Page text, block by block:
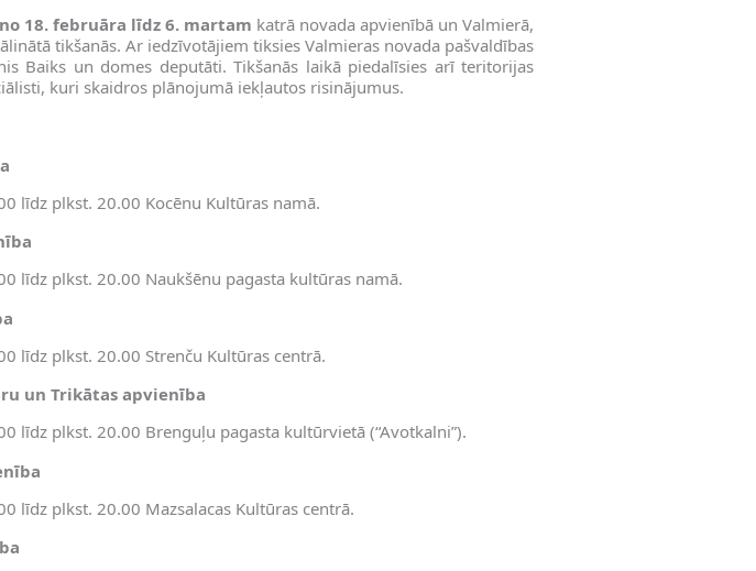
no 18. februāra līdz 6. martam katrā novada apvienībā un Valmierā,
tikšanās. Ar iedzīvotājiem tiksies Valmieras novada pašvaldības
Baiks un domes deputāti. Tikšanās laikā piedalīsies arī teritorijas
kuri skaidros plānojumā iekļautos risinājumus.
līdz plkst. 20.00 Kocēnu Kultūras namā.
līdz plkst. 20.00 Naukšēnu pagasta kultūras namā.
līdz plkst. 20.00 Strenču Kultūras centrā.
un Trikātas apvienība
līdz plkst. 20.00 Brenguļu pagasta kultūrvietā (“Avotkalni”).
līdz plkst. 20.00 Mazsalacas Kultūras centrā.